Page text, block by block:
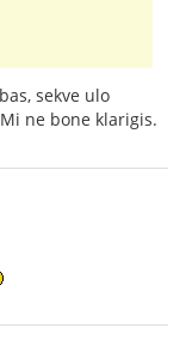
sekve ulo
ne bone klarigis.